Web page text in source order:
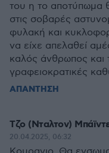
του η το αποτύπωμα
στις σοβαρές
φυλακή και
να είχε απελαθεί
καλός άνθρωπος και
γραφειοκρατικές
ΑΠΑΝΤΗΣΗ
Τζο (Νταλτον)
20.04.2025, 06:32